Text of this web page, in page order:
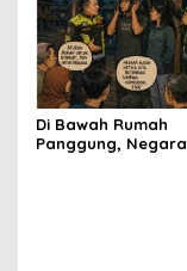
Di Bawah Rumah
Panggung, Negara